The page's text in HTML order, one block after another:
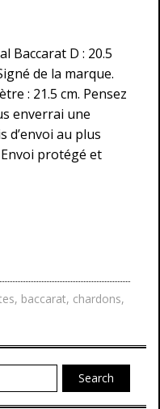
Baccarat D : 20.5
de la marque.
: 21.5 cm. Pensez
enverrai une
d’envoi au plus
protégé et
, baccarat, chardons,
Search